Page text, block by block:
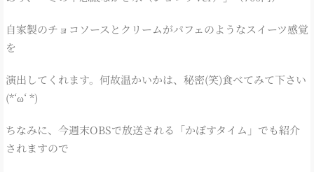
自家製のチョコソースとクリームがパフェのようなスイーツ感覚
を
演出してくれます。何故温かいかは、秘密(笑)食べてみて下さい
(*‘ω‘ *)
ちなみに、今週末OBSで放送される「かぼすタイム」でも紹介
されますので